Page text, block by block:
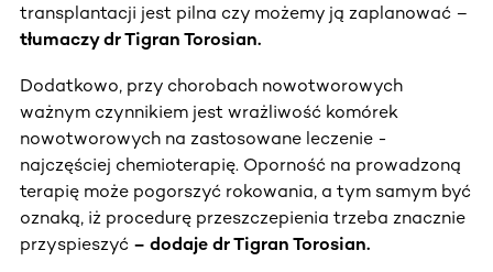
transplantacji jest pilna czy możemy ją zaplanować –
tłumaczy dr Tigran Torosian.
Dodatkowo, przy chorobach nowotworowych
ważnym czynnikiem jest wrażliwość komórek
nowotworowych na zastosowane leczenie -
najczęściej chemioterapię. Oporność na prowadzoną
terapię może pogorszyć rokowania, a tym samym być
oznaką, iż procedurę przeszczepienia trzeba znacznie
przyspieszyć – dodaje dr Tigran Torosian.